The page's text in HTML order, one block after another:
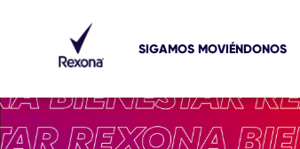
SIGAMOS MOVIÉNDONOS